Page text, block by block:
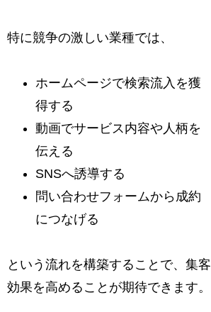
特に競争の激しい業種では、
ホームページで検索流入を獲
得する
動画でサービス内容や人柄を
伝える
SNSへ誘導する
問い合わせフォームから成約
につなげる
という流れを構築することで、集客
効果を高めることが期待できます。